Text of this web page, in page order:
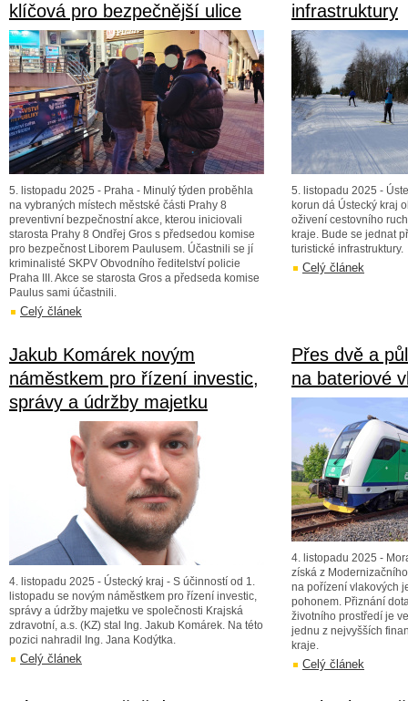
klíčová pro bezpečnější ulice
5. listopadu 2025 - Praha - Minulý týden proběhla
na vybraných místech městské části Prahy 8
preventivní bezpečnostní akce, kterou iniciovali
starosta Prahy 8 Ondřej Gros s předsedou komise
pro bezpečnost Liborem Paulusem. Účastnili se jí
kriminalisté SKPV Obvodního ředitelství policie
Praha III. Akce se starosta Gros a předseda komise
Paulus sami účastnili.
Celý článek
infrastruktury
5. listopadu 2025 -
korun dá Ústecký kraj
oživení cestovního
kraje. Bude se jednat
turistické infrastruktury.
Celý článek
Jakub Komárek novým
náměstkem pro řízení investic,
správy a údržby majetku
4. listopadu 2025 - Ústecký kraj - S účinností od 1.
listopadu se novým náměstkem pro řízení investic,
správy a údržby majetku ve společnosti Krajská
zdravotní, a.s. (KZ) stal Ing. Jakub Komárek. Na této
pozici nahradil Ing. Jana Kodýtka.
Celý článek
Přes dvě a
na bateriové
4. listopadu 2025 -
získá z
na pořízení vlakových
pohonem. Přiznání
životního prostředí je
jednu z nejvyšších
kraje.
Celý článek